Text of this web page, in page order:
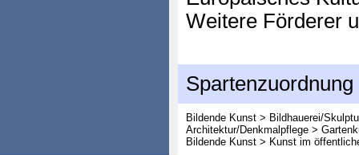
Weitere Förderer
Spartenzuordnung
Bildende Kunst > Bildhauerei/
Architektur/Denkmalpflege >
Bildende Kunst > Kunst im